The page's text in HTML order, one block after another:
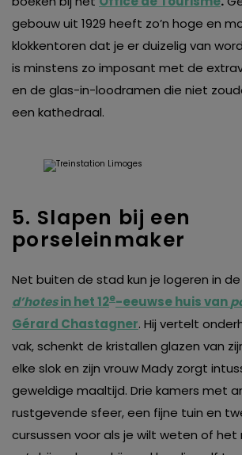
gebouw uit 1929 heeft zo’n hoge en
klokkentoren dat je er duizelig van
is minstens zo imposant met de
en de glas-in-loodramen die niet
een kathedraal.
5. Slapen bij een
porseleinmaker
Net buiten de stad kun je logeren in
d’hotesin het 12e-eeuwse huis van
Gérard Chastagner. Hij vertelt
vak, schenkt de kristallen glazen van
elke slok en zijn vrouw Mady zorgt
geweldige maaltijd. Drie kamers met
rustgevende sfeer, een fijne tuin en
cursussen voor als je wilt weten of het